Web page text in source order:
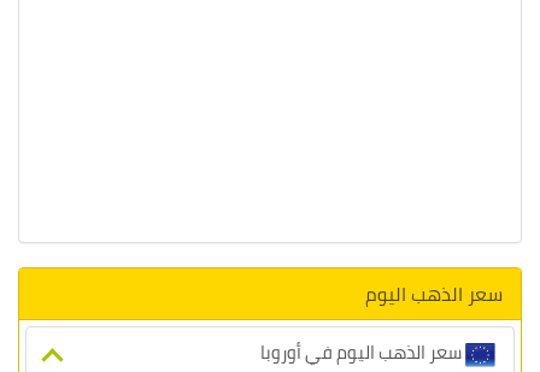
سعر الذهب اليوم
سعر الذهب اليوم في أوروبا